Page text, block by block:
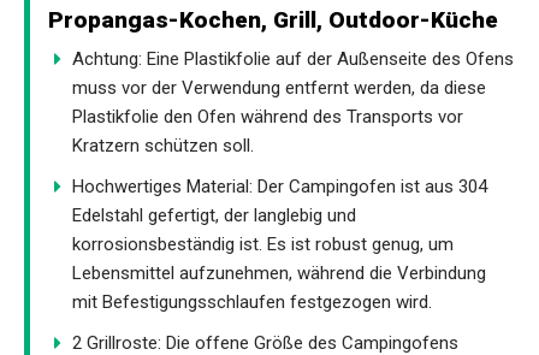
Propangas-Kochen, Grill, Outdoor-Küche
Achtung: Eine Plastikfolie auf der Außenseite des Ofens
muss vor der Verwendung entfernt werden, da diese
Plastikfolie den Ofen während des Transports vor
Kratzern schützen soll.
Hochwertiges Material: Der Campingofen ist aus 304
Edelstahl gefertigt, der langlebig und
korrosionsbeständig ist. Es ist robust genug, um
Lebensmittel aufzunehmen, während die Verbindung
mit Befestigungsschlaufen festgezogen wird.
2 Grillroste: Die offene Größe des Campingofens